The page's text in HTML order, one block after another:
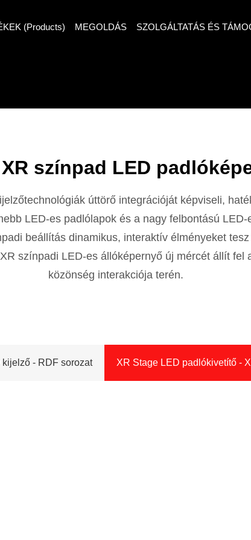
(Products) MEGOLDÁS SZOLGÁLTATÁS ÉS
színpad LED
úttörő integrációját képviseli,
LED-es padlólapok és a nagy felbontású
beállítás dinamikus, interaktív élményeket
színpadi LED-es állóképernyő új mércét állít
közönség interakciója terén.
- RDF sorozat XR Stage LED padlókivetítő -